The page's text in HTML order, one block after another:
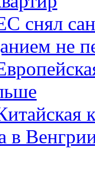
снял
не
в